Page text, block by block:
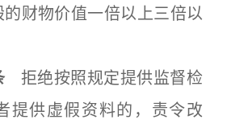
财物价值一倍以上三倍以
拒绝按照规定提供监督检
提供虚假资料的，责令改